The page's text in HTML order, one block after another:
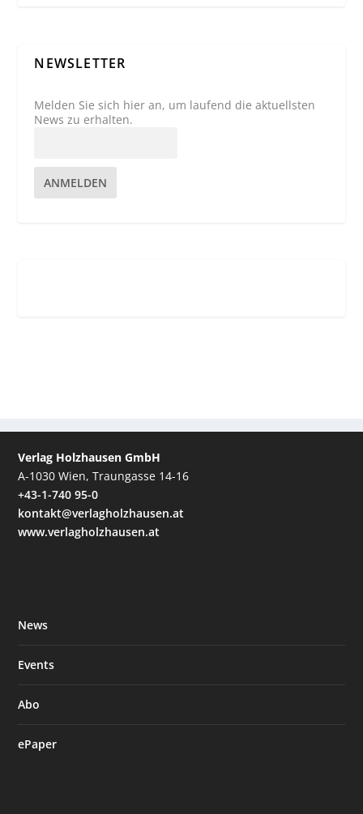
NEWSLETTER
Melden Sie sich hier an, um laufend die aktuellsten
News zu erhalten.
ANMELDEN
Verlag Holzhausen GmbH
A-1030 Wien, Traungasse 14-16
+43-1-740 95-0
kontakt@verlagholzhausen.at
www.verlagholzhausen.at
News
Events
Abo
ePaper